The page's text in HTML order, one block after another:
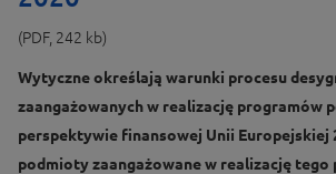
(PDF, 242 kb)
Wytyczne określają warunki procesu
zaangażowanych w realizację programów
perspektywie finansowej Unii Europejskiej
podmioty zaangażowane w realizację tego